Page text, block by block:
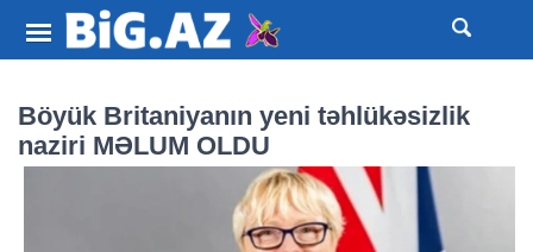
Böyük Britaniyanın yeni təhlükəsizlik
naziri MƏLUM OLDU